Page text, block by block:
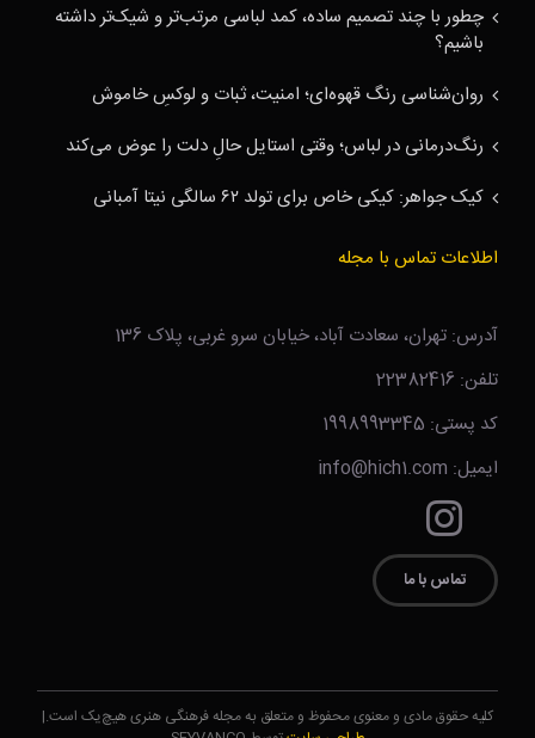
چطور با چند تصمیم ساده، کمد لباسی مرتب‌تر و شیک‌تر داشته
باشیم؟
روان‌شناسی رنگ قهوه‌ای؛ امنیت، ثبات و لوکسِ خاموش
رنگ‌درمانی در لباس؛ وقتی استایل حالِ دلت را عوض می‌کند
کیک جواهر: کیکی خاص برای تولد ۶۲ سالگی نیتا آمبانی
اطلاعات تماس با مجله
آدرس: تهران، سعادت آباد، خیابان سرو غربی، پلاک 136
تلفن: 22382416
کد پستی: 1998993345
ایمیل: info@hich1.com
تماس با ما
کلیه حقوق مادی و معنوی محفوظ و متعلق به مجله فرهنگی هنری هیچ‌یک است.|